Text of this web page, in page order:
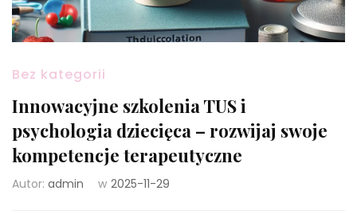
Bez kategorii
Innowacyjne szkolenia TUS i
psychologia dziecięca – rozwijaj swoje
kompetencje terapeutyczne
Autor: admin w 2025-11-29